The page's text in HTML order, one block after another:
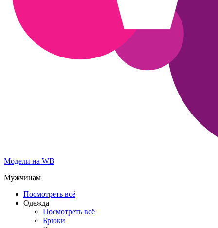
Модели на WB
Мужчинам
Посмотреть всё
Одежда
Посмотреть всё
Брюки